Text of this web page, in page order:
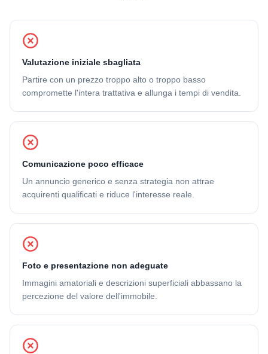
Valutazione iniziale sbagliata
Partire con un prezzo troppo alto o troppo basso
compromette l'intera trattativa e allunga i tempi di vendita.
Comunicazione poco efficace
Un annuncio generico e senza strategia non attrae
acquirenti qualificati e riduce l'interesse reale.
Foto e presentazione non adeguate
Immagini amatoriali e descrizioni superficiali abbassano la
percezione del valore dell'immobile.